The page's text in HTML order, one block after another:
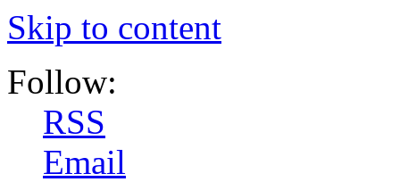
Skip to content
Follow:
RSS
Email